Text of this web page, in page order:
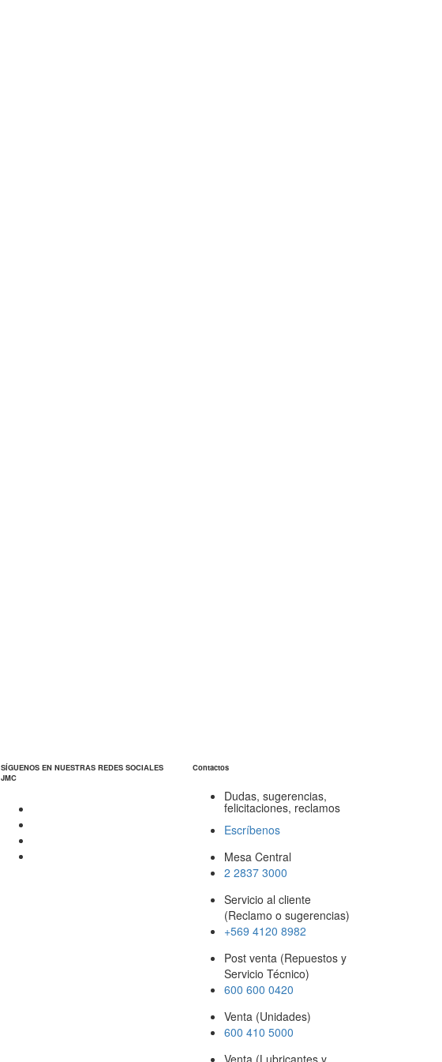
SÍGUENOS EN NUESTRAS REDES SOCIALES
JMC
Contactos
Dudas, sugerencias,
felicitaciones, reclamos
Escríbenos
Mesa Central
2 2837 3000
Servicio al cliente
(Reclamo o sugerencias)
+569 4120 8982
Post venta (Repuestos y
Servicio Técnico)
600 600 0420
Venta (Unidades)
600 410 5000